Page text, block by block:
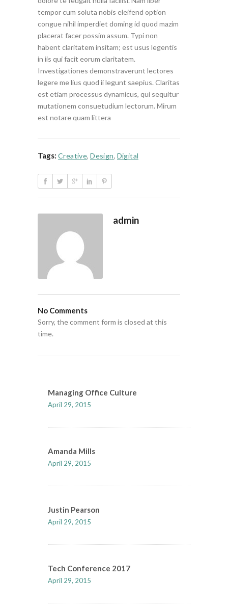
tempor cum soluta nobis eleifend option
congue nihil imperdiet doming id quod mazim
placerat facer possim assum. Typi non
habent claritatem insitam; est usus legentis
in iis qui facit eorum claritatem.
Investigationes demonstraverunt lectores
legere me lius quod ii legunt saepius. Claritas
est etiam processus dynamicus, qui sequitur
mutationem consuetudium lectorum. Mirum
est notare quam littera
Tags: Creative, Design, Digital
admin
No Comments
Sorry, the comment form is closed at this
time.
Managing Office Culture
April 29, 2015
Amanda Mills
April 29, 2015
Justin Pearson
April 29, 2015
Tech Conference 2017
April 29, 2015